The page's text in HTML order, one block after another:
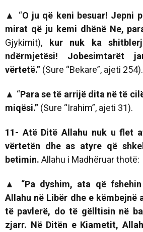
▲ “O ju që keni besuar! Jepni
mirat që ju kemi dhënë Ne,
Gjykimit), kur nuk ka
ndërmjetësi! Jobesimtarët
vërtetë.” (Sure “Bekare”, ajeti 254).
▲ “Para se të arrijë dita në të
miqësi.” (Sure “Irahim”, ajeti 31).
11- Atë Ditë Allahu nuk u flet
vërtetën dhe as atyre që
betimin. Allahu i Madhëruar thotë:
▲ “Pa dyshim, ata që
Allahu në Libër dhe e
të pavlerë, do të gëlltisin në
zjarr. Në Ditën e Kiametit,